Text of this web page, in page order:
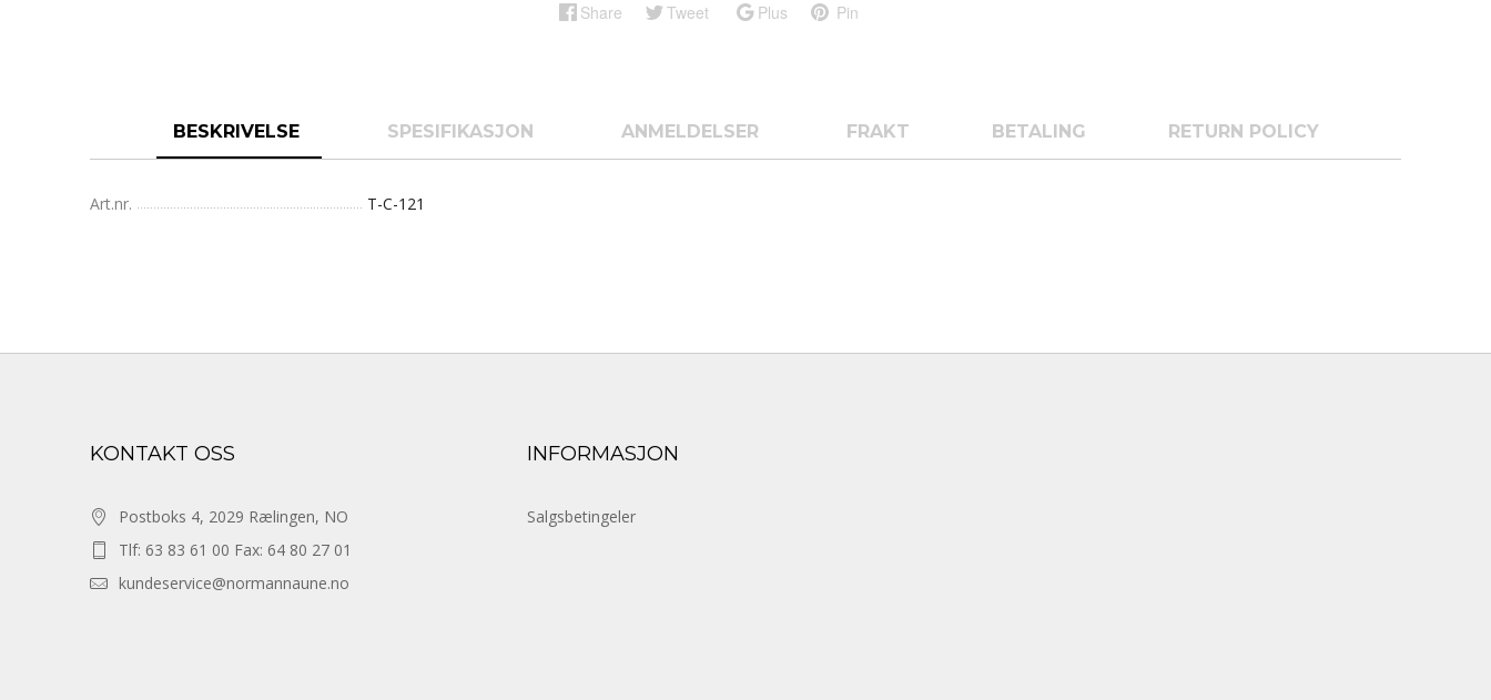
Share Tweet Plus Pin
BESKRIVELSE SPESIFIKASJON ANMELDELSER FRAKT BETALING RETURN POLICY
Art.nr. T-C-121
KONTAKT OSS
Postboks 4, 2029 Rælingen, NO
Tlf: 63 83 61 00 Fax: 64 80 27 01
kundeservice@normannaune.no
INFORMASJON
Salgsbetingeler